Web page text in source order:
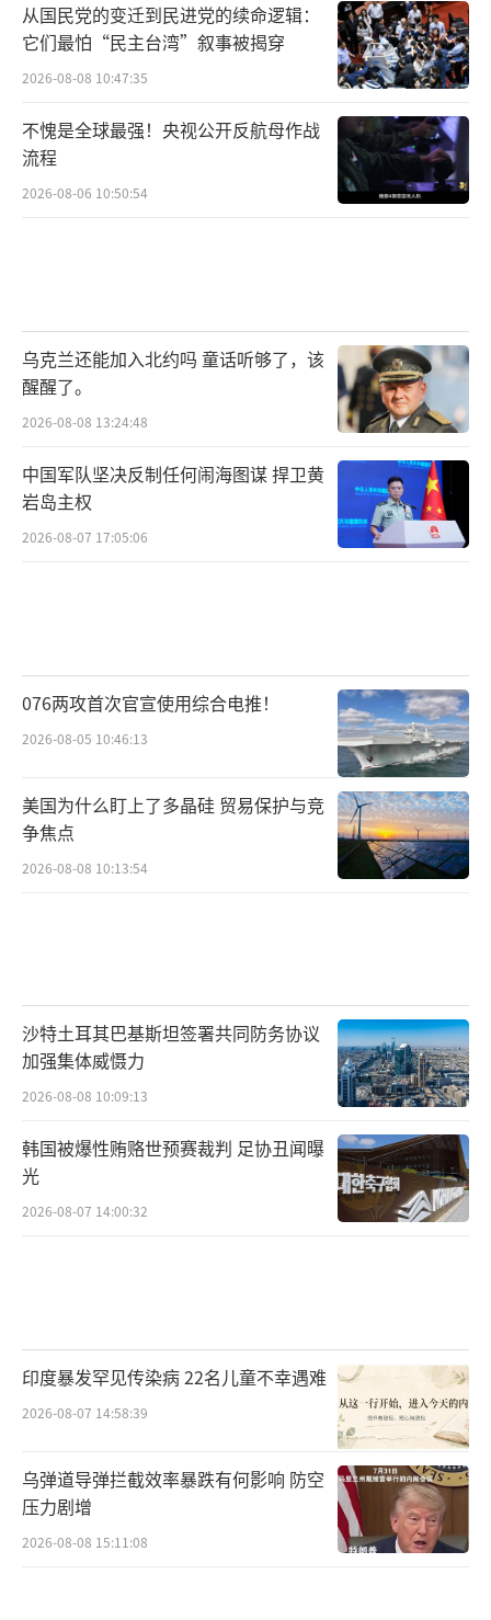
从国民党的变迁到民进党的续命逻辑：
它们最怕“民主台湾”叙事被揭穿
2026-08-08 10:47:35
不愧是全球最强！央视公开反航母作战
流程
2026-08-06 10:50:54
乌克兰还能加入北约吗 童话听够了，该
醒醒了。
2026-08-08 13:24:48
中国军队坚决反制任何闹海图谋 捍卫黄
岩岛主权
2026-08-07 17:05:06
076两攻首次官宣使用综合电推！
2026-08-05 10:46:13
美国为什么盯上了多晶硅 贸易保护与竞
争焦点
2026-08-08 10:13:54
沙特土耳其巴基斯坦签署共同防务协议
加强集体威慑力
2026-08-08 10:09:13
韩国被爆性贿赂世预赛裁判 足协丑闻曝
光
2026-08-07 14:00:32
印度暴发罕见传染病 22名儿童不幸遇难
2026-08-07 14:58:39
乌弹道导弹拦截效率暴跌有何影响 防空
压力剧增
2026-08-08 15:11:08